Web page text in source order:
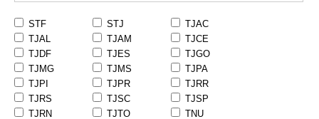
STF STJ
TJAC
TJAL
TJAM
TJCE
TJDF
TJES
TJGO
TJMG
TJMS
TJPA
TJPI
TJPR
TJRR
TJRS
TJSC
TJSP
TJRN
TJTO
TNU